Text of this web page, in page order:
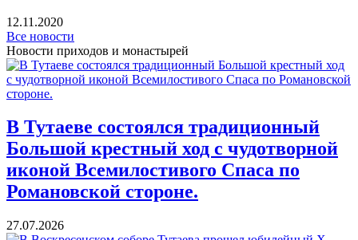
12.11.2020
Все новости
Новости приходов и монастырей
В Тутаеве состоялся традиционный
Большой крестный ход с чудотворной
иконой Всемилостивого Спаса по
Романовской стороне.
27.07.2026